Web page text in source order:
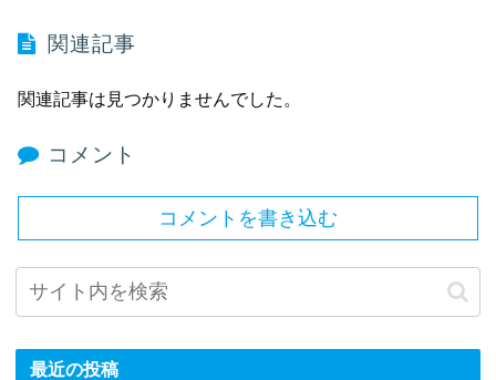
関連記事
関連記事は見つかりませんでした。
コメント
コメントを書き込む
最近の投稿